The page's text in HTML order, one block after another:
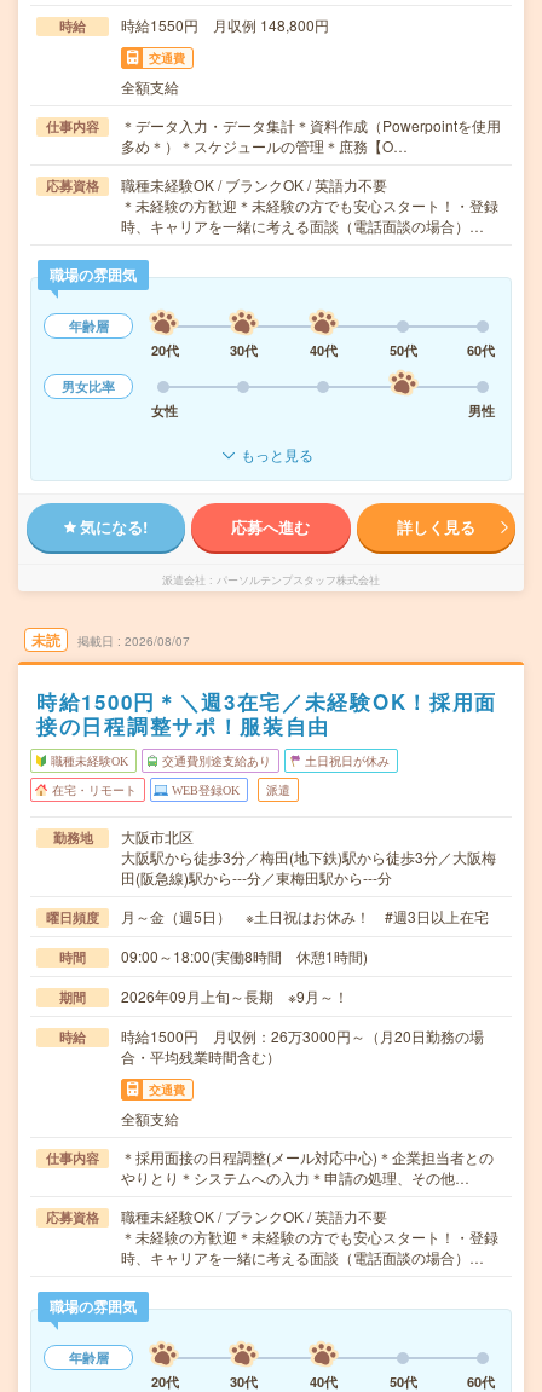
時給 時給1550円 月収例 148,800円
交通費
全額支給
仕事内容
＊データ入力・データ集計＊資料作成（Powerpointを使用
多め＊）＊スケジュールの管理＊庶務【O…
応募資格
職種未経験OK / ブランクOK / 英語力不要
＊未経験の方歓迎＊未経験の方でも安心スタート！・登録
時、キャリアを一緒に考える面談（電話面談の場合）…
職場の雰囲気
年齢層
20代
30代 40代 50代
60代
男女比率
女性
男性
もっと見る
気になる! 応募へ進む 詳しく見る
派遣会社 パーソルテンプスタッフ株式会社
未読 掲載日 2026/08/07
時給1500円＊＼週3在宅／未経験OK！採用面
接の日程調整サポ！服装自由
職種未経験OK 交通費別途支給あり 土日祝日が休み
在宅・リモート WEB登録OK 派遣
勤務地
大阪市北区
大阪駅から徒歩3分／梅田(地下鉄)駅から徒歩3分／大阪梅
田(阪急線)駅から---分／東梅田駅から---分
曜日頻度 月～金（週5日） ※土日祝はお休み！ #週3日以上在宅
時間 09:00～18:00(実働8時間 休憩1時間)
期間 2026年09月上旬～長期 ※9月～！
時給
時給1500円 月収例：26万3000円～（月20日勤務の場
合・平均残業時間含む）
交通費
全額支給
仕事内容
＊採用面接の日程調整(メール対応中心)＊企業担当者との
やりとり＊システムへの入力＊申請の処理、その他…
応募資格
職種未経験OK / ブランクOK / 英語力不要
＊未経験の方歓迎＊未経験の方でも安心スタート！・登録
時、キャリアを一緒に考える面談（電話面談の場合）…
職場の雰囲気
年齢層
20代
30代 40代 50代
60代